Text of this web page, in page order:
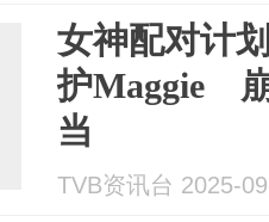
女神配对计
护Maggie
当
TVB资讯台 2025-